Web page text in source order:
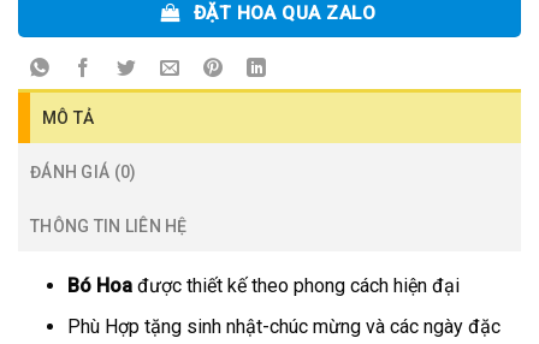
ĐẶT HOA QUA ZALO
MÔ TẢ
ĐÁNH GIÁ (0)
THÔNG TIN LIÊN HỆ
Bó Hoa được thiết kế theo phong cách hiện đại
Phù Hợp tặng sinh nhật-chúc mừng và các ngày đặc